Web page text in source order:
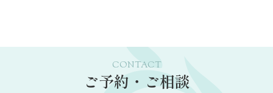
CONTACT
ご予約・ご相談